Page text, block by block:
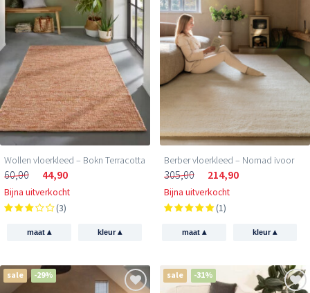
Wollen vloerkleed – Bokn Terracotta
60,00 44,90
Bijna uitverkocht
(3)
maat ▴ kleur▴
Berber vloerkleed – Nomad ivoor
305,00 214,90
Bijna uitverkocht
(1)
maat ▴ kleur▴
sale -29% sale -31%